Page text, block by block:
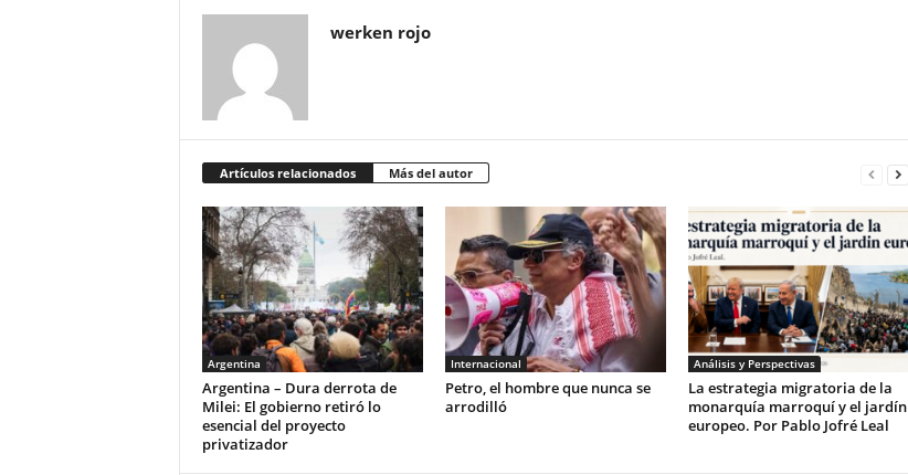
werken rojo
Artículos relacionados Más del autor
Argentina
Argentina – Dura derrota de
Milei: El gobierno retiró lo
esencial del proyecto
privatizador
Internacional
Petro, el hombre que nunca se
arrodilló
Análisis y Perspectivas
La estrategia migratoria de la
monarquía marroquí y el jardín
europeo. Por Pablo Jofré Leal